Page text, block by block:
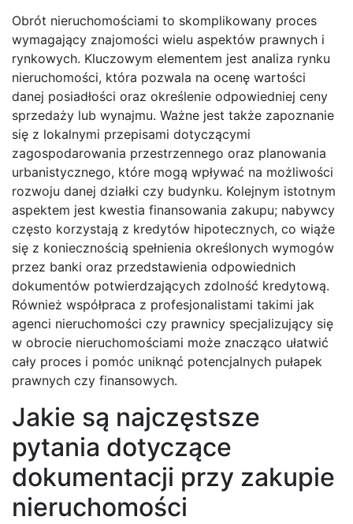
Obrót nieruchomościami to skomplikowany proces
wymagający znajomości wielu aspektów prawnych i
rynkowych. Kluczowym elementem jest analiza rynku
nieruchomości, która pozwala na ocenę wartości
danej posiadłości oraz określenie odpowiedniej ceny
sprzedaży lub wynajmu. Ważne jest także zapoznanie
się z lokalnymi przepisami dotyczącymi
zagospodarowania przestrzennego oraz planowania
urbanistycznego, które mogą wpływać na możliwości
rozwoju danej działki czy budynku. Kolejnym istotnym
aspektem jest kwestia finansowania zakupu; nabywcy
często korzystają z kredytów hipotecznych, co wiąże
się z koniecznością spełnienia określonych wymogów
przez banki oraz przedstawienia odpowiednich
dokumentów potwierdzających zdolność kredytową.
Również współpraca z profesjonalistami takimi jak
agenci nieruchomości czy prawnicy specjalizujący się
w obrocie nieruchomościami może znacząco ułatwić
cały proces i pomóc uniknąć potencjalnych pułapek
prawnych czy finansowych.
Jakie są najczęstsze
pytania dotyczące
dokumentacji przy zakupie
nieruchomości